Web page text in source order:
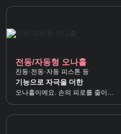
전동/자동형 오나홀
진동·전동·자동 피스톤 등
기능으로 자극을 더한
오나홀이에요. 손의 피로를 줄이고
모드/강도를 쉽게 바꿔 즐길 수
있어요.